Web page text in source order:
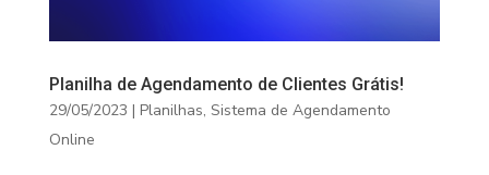
Planilha de Agendamento de Clientes Grátis!
29/05/2023 | Planilhas, Sistema de Agendamento
Online